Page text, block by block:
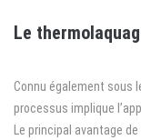
Le
Connu également sous
processus implique
Le principal avantage